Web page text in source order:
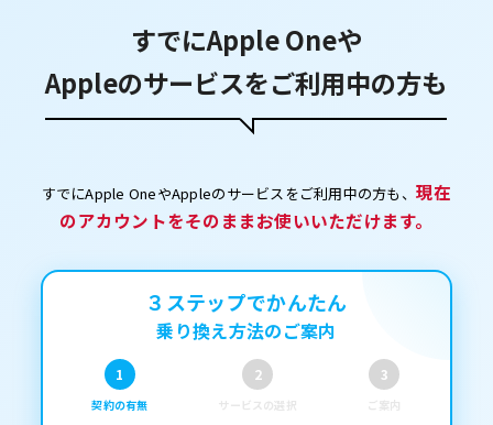
すでにApple Oneや
Appleのサービスをご利用中の方も
すでにApple OneやAppleのサービスをご利用中の方も、 現在
のアカウントをそのままお使いいただけます。
３ステップでかんたん
乗り換え方法のご案内
1
契約の有無
2
サービスの選択
3
ご案内